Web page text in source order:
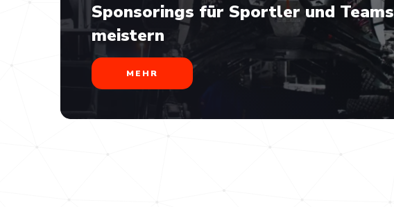
Sponsorings ​für Sportler und Teams
meistern
MEHR